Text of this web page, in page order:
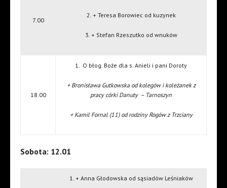
7.00
2. + Teresa Borowiec od kuzynek
3. + Stefan Rzeszutko od wnuków
18.00
1. O błog. Boże dla s. Anieli i pani Doroty
+ Bronisława Gutkowska od kolegów i koleżanek z
pracy córki Danuty – Tarnoszyn
+ Kamil Fornal (11) od rodziny Rogów z Trzciany
Sobota: 12.01
1. + Anna Głodowska od sąsiadów Leśniaków